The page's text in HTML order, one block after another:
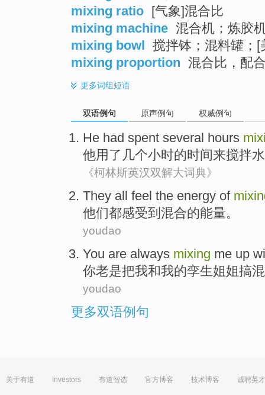
mixing ratio [气象]混合比
mixing machine 混合机；炼胶
mixing bowl 搅拌钵；混料罐；[
mixing proportion 混合比，配
更多词组短语
双语例句 原声例句 权威例句
He had spent several hours
他用 了 几个小时的时间来搅拌
《柯林斯英汉双解大词典》
They all feel the energy of
他们都感受到 混合的能量。
youdao
You are always mixing me up
你老是把我和我的孪生姐姐搞
youdao
更多双语例句
关于有道 Investors 有道智选 官方博客 技术博客 诚聘英才